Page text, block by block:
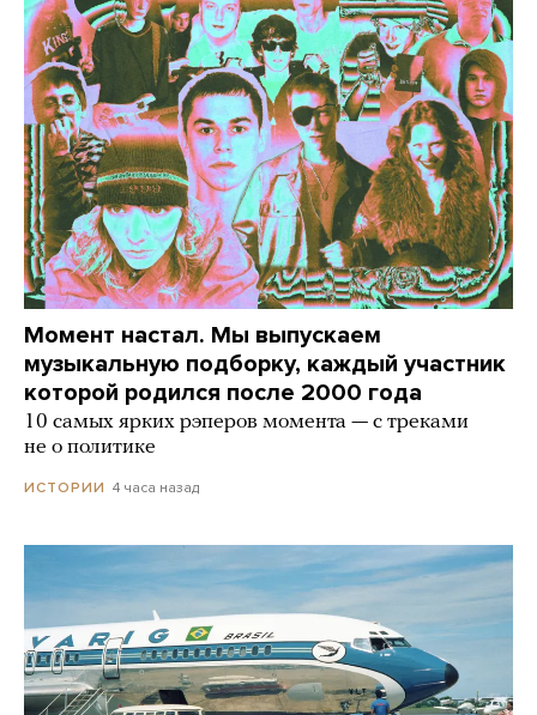
Момент настал. Мы выпускаем
музыкальную подборку, каждый участник
которой родился после 2000 года
10 самых ярких рэперов момента — с треками
не о политике
ИСТОРИИ 4 часа назад